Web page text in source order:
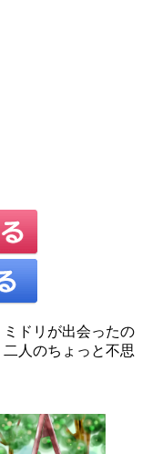
ミドリが出会ったの
人のちょっと不思